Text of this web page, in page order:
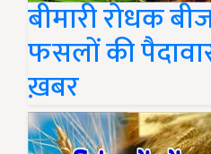
बीमारी रोधक
फसलों की
ख़बर